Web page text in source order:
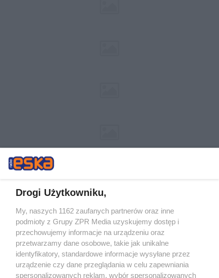
Żaden utwór zamieszczony w serwisie nie może być powielany i
rozpowszechniany lub dalej rozpowszechniany w jakikolwiek sposób (w
tym także elektroniczny lub mechaniczny) na jakimkolwiek polu
eksploatacji w jakiejkolwiek formie, włącznie z umieszczaniem w
Internecie bez pisemnej zgody właściciela praw. Jakiekolwiek użycie lub
wykorzystanie utworów w całości lub w części z naruszeniem prawa,
tzn. bez właściwej zgody, jest zabronione pod groźbą kary i może być
ścigane prawnie.
Drogi Użytkowniku,
My, naszych 1162 zaufanych partnerów oraz inne
podmioty z Grupy ZPR Media uzyskujemy dostęp i
przechowujemy informacje na urządzeniu oraz
przetwarzamy dane osobowe, takie jak unikalne
identyfikatory, standardowe informacje wysyłane przez
urządzenie czy dane przeglądania w celu zapewniania
spersonalizowanych reklam, wybór spersonalizowanych